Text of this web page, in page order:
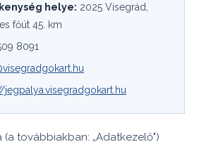
helye: 2025 Visegrád,
főút 45. km
8091
jegpalya.visegradgokart.hu
(a továbbiakban: „Adatkezelő")